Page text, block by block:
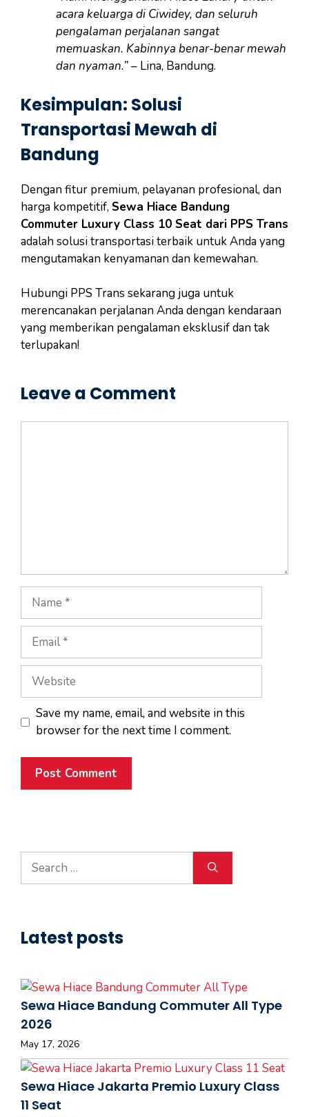
acara keluarga di Ciwidey, dan seluruh
pengalaman perjalanan sangat
memuaskan. Kabinnya benar-benar mewah
dan nyaman.”– Lina, Bandung.
Kesimpulan: Solusi
Transportasi Mewah di
Bandung
Dengan fitur premium, pelayanan profesional, dan
harga kompetitif, Sewa Hiace Bandung
Commuter Luxury Class 10 Seat dari PPS Trans
adalah solusi transportasi terbaik untuk Anda yang
mengutamakan kenyamanan dan kemewahan.
Hubungi PPS Trans sekarang juga untuk
merencanakan perjalanan Anda dengan kendaraan
yang memberikan pengalaman eksklusif dan tak
terlupakan!
Leave a Comment
Name
Email
Website
Save my name, email, and website in this
browser for the next time I comment.
Search
for:
Latest posts
Sewa Hiace Bandung Commuter All Type
2026
May 17, 2026
Sewa Hiace Jakarta Premio Luxury Class
11 Seat